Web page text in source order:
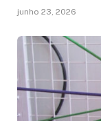
junho 23, 2026